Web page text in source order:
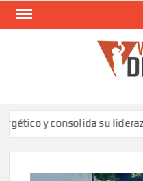
Saltar
y consolida su liderazgo